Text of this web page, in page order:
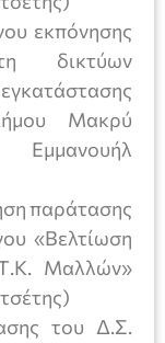
εκπόνησης
δικτύων
Μακρύ
παράτασης
«Βελτίωση
Τ.Κ. Μαλλών»
του Δ.Σ.